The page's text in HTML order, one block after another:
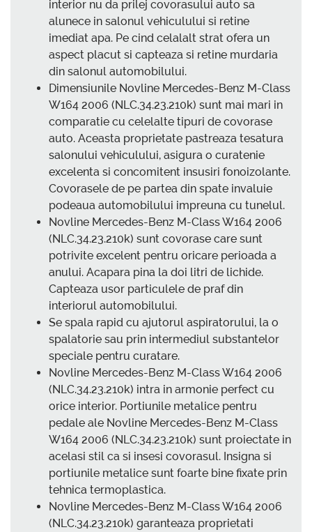
interior nu da prilej covorasului auto sa
alunece in salonul vehiculului si retine
imediat apa. Pe cind celalalt strat ofera un
aspect placut si capteaza si retine murdaria
din salonul automobilului.
Dimensiunile Novline Mercedes-Benz M-Class
W164 2006 (NLC.34.23.210k) sunt mai mari in
comparatie cu celelalte tipuri de covorase
auto. Aceasta proprietate pastreaza tesatura
salonului vehiculului, asigura o curatenie
excelenta si concomitent insusiri fonoizolante.
Covorasele de pe partea din spate invaluie
podeaua automobilului impreuna cu tunelul.
Novline Mercedes-Benz M-Class W164 2006
(NLC.34.23.210k) sunt covorase care sunt
potrivite excelent pentru oricare perioada a
anului. Acapara pina la doi litri de lichide.
Capteaza usor particulele de praf din
interiorul automobilului.
Se spala rapid cu ajutorul aspiratorului, la o
spalatorie sau prin intermediul substantelor
speciale pentru curatare.
Novline Mercedes-Benz M-Class W164 2006
(NLC.34.23.210k) intra in armonie perfect cu
orice interior. Portiunile metalice pentru
pedale ale Novline Mercedes-Benz M-Class
W164 2006 (NLC.34.23.210k) sunt proiectate in
acelasi stil ca si insesi covorasul. Insigna si
portiunile metalice sunt foarte bine fixate prin
tehnica termoplastica.
Novline Mercedes-Benz M-Class W164 2006
(NLC.34.23.210k) garanteaza proprietati